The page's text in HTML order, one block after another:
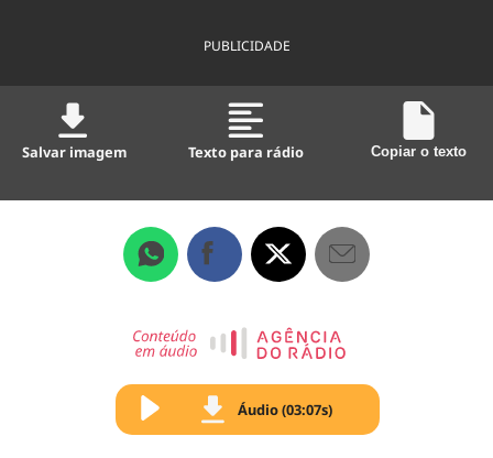
PUBLICIDADE
Salvar imagem Texto para rádio Copiar o texto
Áudio (03:07s)